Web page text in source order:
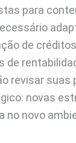
para
de
de
revisar suas
novas
no novo